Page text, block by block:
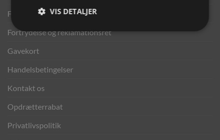
Finansering Viabill
Fortrydelse og reklamationsret
Gavekort
Handelsbetingelser
Kontakt os
Opdrætterrabat
Privatlivspolitik
VIS DETALJER